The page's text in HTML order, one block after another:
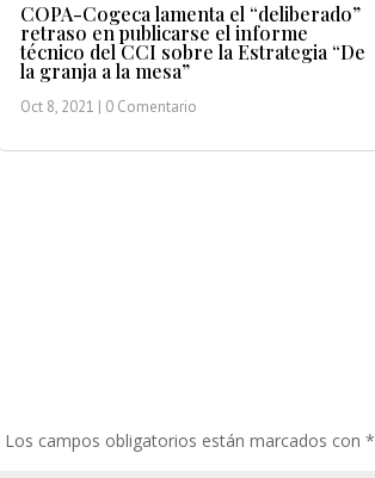
COPA-Cogeca lamenta el “deliberado”
retraso en publicarse el informe
técnico del CCI sobre la Estrategia “De
la granja a la mesa”
Oct 8, 2021 | 0 Comentario
Los campos obligatorios están marcados con*